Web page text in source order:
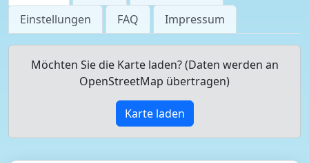
Einstellungen
FAQ Impressum
Möchten Sie die Karte laden? (Daten werden an
OpenStreetMap übertragen)
Karte laden